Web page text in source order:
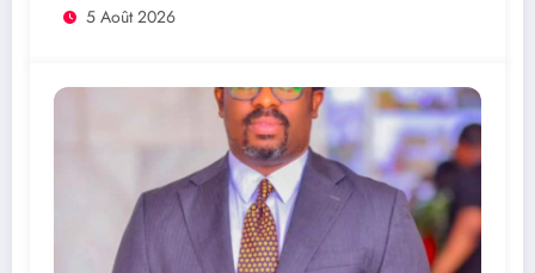
en RDC
5 Août 2026